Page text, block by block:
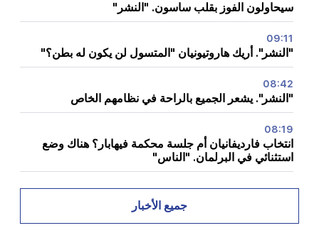
سيحاولون الفوز بقلب ساسون. "النشر"
09:11
"النشر". أريك هاروتيونيان "المتسول لن يكون له بطن؟"
08:42
"النشر". يشعر الجميع بالراحة في نظامهم الخاص
08:19
انتخاب فارديفانيان أم جلسة محكمة فيهابار؟ هناك وضع
استثنائي في البرلمان. "الناس"
08:00
كيف تم إعادة توزيع المكاتب في الجمعية الوطنية. "الناس"
جميع الأخبار